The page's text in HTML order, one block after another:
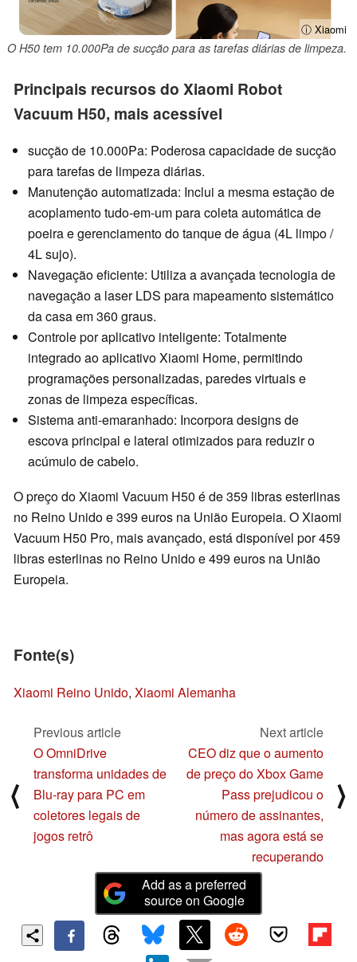
ⓘ Xiaomi
O H50 tem 10.000Pa de sucção para as tarefas diárias de limpeza.
Principais recursos do Xiaomi Robot
Vacuum H50, mais acessível
sucção de 10.000Pa: Poderosa capacidade de sucção
para tarefas de limpeza diárias.
Manutenção automatizada: Inclui a mesma estação de
acoplamento tudo-em-um para coleta automática de
poeira e gerenciamento do tanque de água (4L limpo /
4L sujo).
Navegação eficiente: Utiliza a avançada tecnologia de
navegação a laser LDS para mapeamento sistemático
da casa em 360 graus.
Controle por aplicativo inteligente: Totalmente
integrado ao aplicativo Xiaomi Home, permitindo
programações personalizadas, paredes virtuais e
zonas de limpeza específicas.
Sistema anti-emaranhado: Incorpora designs de
escova principal e lateral otimizados para reduzir o
acúmulo de cabelo.
O preço do Xiaomi Vacuum H50 é de 359 libras esterlinas
no Reino Unido e 399 euros na União Europeia. O Xiaomi
Vacuum H50 Pro, mais avançado, está disponível por 459
libras esterlinas no Reino Unido e 499 euros na União
Europeia.
Fonte(s)
Xiaomi Reino Unido, Xiaomi Alemanha
⟨
Previous article
O OmniDrive
transforma unidades de
Blu-ray para PC em
coletores legais de
jogos retrô
Next article
CEO diz que o aumento
de preço do Xbox Game
Pass prejudicou o
número de assinantes,
mas agora está se
recuperando
⟩
Add as a preferred
source on Google